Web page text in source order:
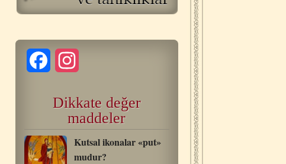
Facebook
Dikkate değer
maddeler
Kutsal ikonalar «put»
mudur?